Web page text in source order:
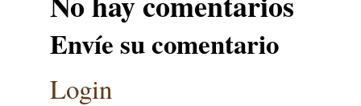
Envíe su comentario
Login